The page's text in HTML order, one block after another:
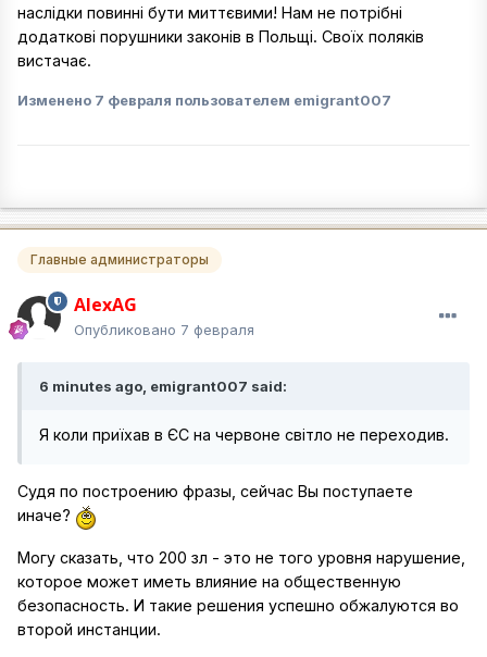
наслідки повинні бути миттєвими! Нам не потрібні
додаткові порушники законів в Польщі. Своїх поляків
вистачає.
Изменено 7 февраля пользователем emigrant007
Главные администраторы
AlexAG
Опубликовано 7 февраля
6 minutes ago, emigrant007 said:
Я коли приїхав в ЄС на червоне світло не переходив.
Судя по построению фразы, сейчас Вы поступаете
иначе?
Могу сказать, что 200 зл - это не того уровня нарушение,
которое может иметь влияние на общественную
безопасность. И такие решения успешно обжалуются во
второй инстанции.